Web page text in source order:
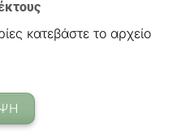
κατεβάστε το αρχείο